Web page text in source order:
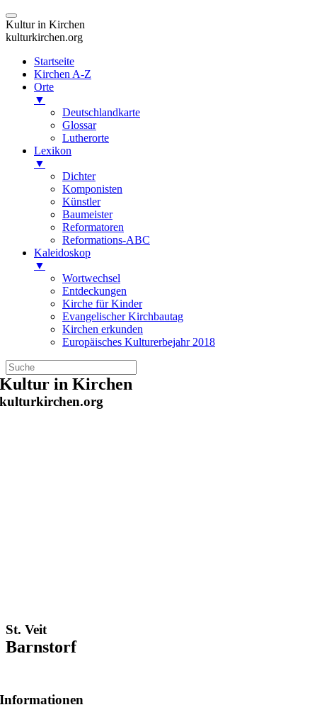
Kultur in Kirchen
kulturkirchen.org
Startseite
Kirchen A-Z
Orte
▼
Deutschlandkarte
Glossar
Lutherorte
Lexikon
▼
Dichter
Komponisten
Künstler
Baumeister
Reformatoren
Reformations-ABC
Kaleidoskop
▼
Wortwechsel
Entdeckungen
Kirche für Kinder
Evangelischer Kirchbautag
Kirchen erkunden
Europäisches Kulturerbejahr 2018
Zum
Inhalt
springen
Kultur in Kirchen
kulturkirchen.org
St. Veit
Barnstorf
Informationen